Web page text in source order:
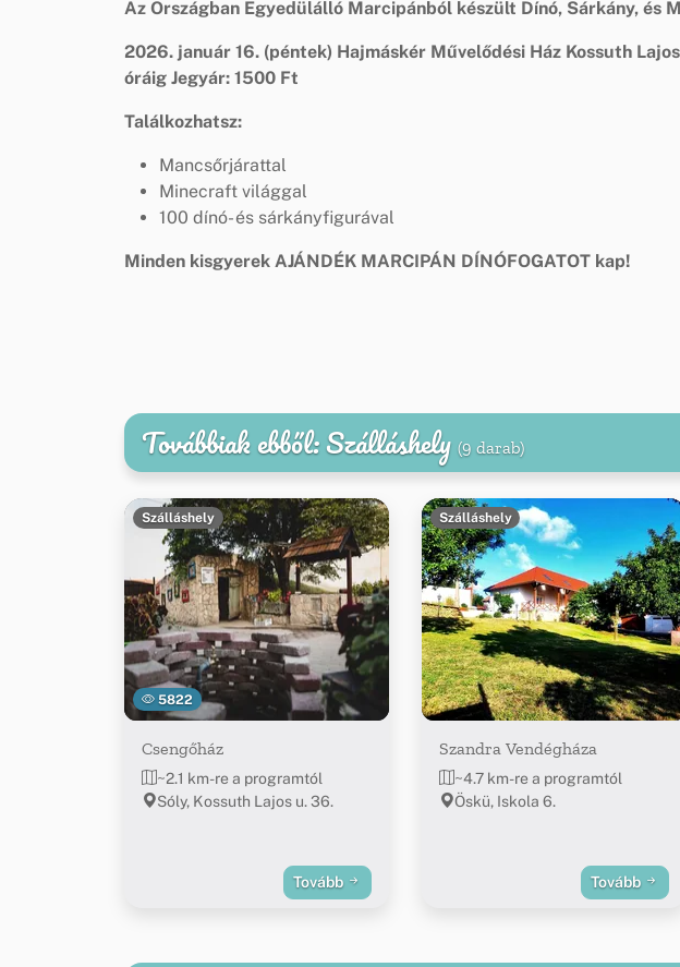
Az Országban Egyedülálló Marcipánból készült Dínó, Sárkány, és
2026. január 16. (péntek) Hajmáskér Művelődési Ház Kossuth
óráig Jegyár: 1500 Ft
Találkozhatsz:
Mancsőrjárattal
Minecraft világgal
100 dínó- és sárkányfigurával
Minden kisgyerek AJÁNDÉK MARCIPÁN DÍNÓFOGATOT kap!
Továbbiak ebből: Szálláshely (9 darab)
5822
Szálláshely
Csengőház
~2.1 km-re a programtól
Sóly, Kossuth Lajos u. 36.
Tovább
Szálláshely
Szandra Vendégháza
~4.7 km-re a programtól
Öskü, Iskola 6.
Tovább